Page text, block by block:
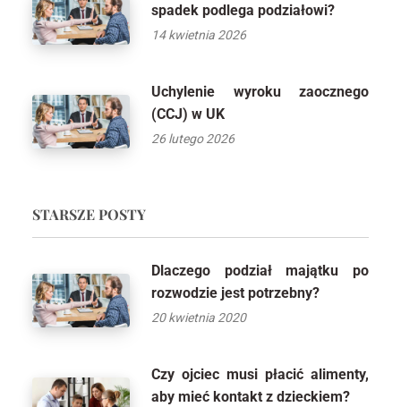
spadek podlega podziałowi?
14 kwietnia 2026
Uchylenie wyroku zaocznego
(CCJ) w UK
26 lutego 2026
STARSZE POSTY
Dlaczego podział majątku po
rozwodzie jest potrzebny?
20 kwietnia 2020
Czy ojciec musi płacić alimenty,
aby mieć kontakt z dzieckiem?